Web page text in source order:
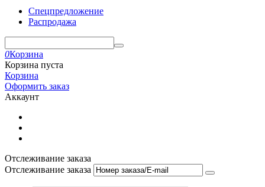
Спецпредложение
Распродажа
0Корзина
Корзина пуста
Корзина
Оформить заказ
Аккаунт
Отслеживание заказа
Отслеживание заказа